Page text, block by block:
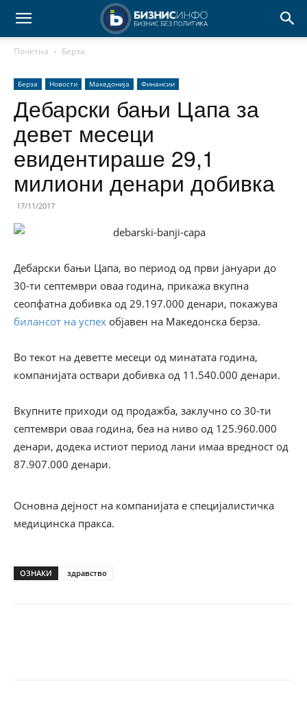
Почетна Берза
Берза Новости Македонија Финансии
Дебарски бањи Цапа за
девет месеци
евидентираше 29,1
милиони денари добивка
17/11/2017
Дебарски бањи Цапа, во период од први јануари до
30-ти септември оваа година, прикажа вкупна
сеопфатна добивка од 29.197.000 денари, покажува
билансот на успех објавен на Македонска берза.
Во текот на деветте месеци од минатата година,
компанијата оствари добивка од 11.540.000 денари.
Вкупните приходи од продажба, заклучно со 30-ти
септември оваа година, беа на ниво од 125.960.000
денари, додека истиот период лани имаа вредност од
87.907.000 денари.
Основна дејност на компанијата е специјалистичка
медицинска пракса.
ОЗНАКИ здравство